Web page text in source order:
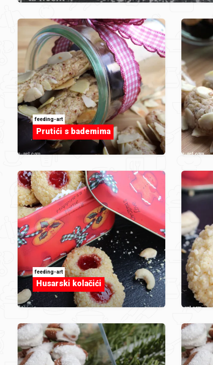
feeding-art
Prutići s bademima
feeding-art
Husarski kolačići